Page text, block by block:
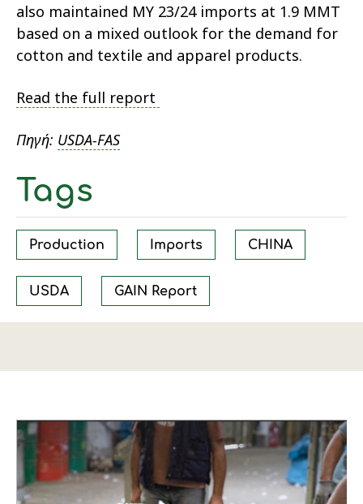
also maintained MY 23/24 imports at 1.9 MMT
based on a mixed outlook for the demand for
cotton and textile and apparel products.
Read the full report
Πηγή: USDA-FAS
Tags
Production Imports CHINA
USDA GAIN Report